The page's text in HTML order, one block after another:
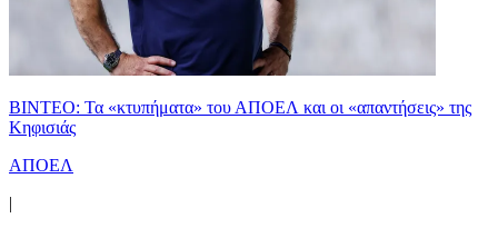
ΒΙΝΤΕΟ: Τα «κτυπήματα» του ΑΠΟΕΛ και οι «απαντήσεις» της
Κηφισιάς
ΑΠΟΕΛ
|